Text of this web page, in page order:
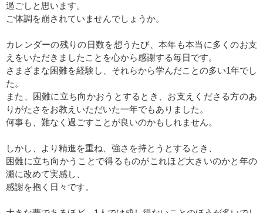
過ごしと思います。
ご体調を崩されていませんでしょうか。
カレンダーの残りの日数を想うたび、本年も本当に多くのお支
えをいただきましたことを心から感謝する毎日です。
さまざまな困難を経験し、それらから学んだことの多い1年でし
た。
また、困難に立ち向かおうとするとき、お支えくださる方のあ
りがたさをお教えいただいた一年でもありました。
何事も、難なく過ごすことが良いのかもしれません。
しかし、より精進を重ね、強さを持とうとするとき、
困難に立ち向かうことで得るものがこれほど大きいのかと年の
瀬に改めて実感し、
感謝を抱く日々です。